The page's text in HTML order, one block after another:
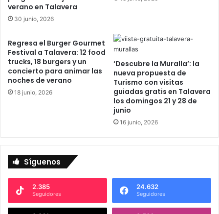
r
i
c
a
n
t
a
a
i
ñ
o
verano en Talavera
30 junio, 2026
Regresa el Burger Gourmet
Festival a Talavera: 12 food
trucks, 18 burgers y un
concierto para animar las
noches de verano
18 junio, 2026
‘Descubre la Muralla’: la
nueva propuesta de
Turismo con visitas
guiadas gratis en Talavera
los domingos 21 y 28 de
junio
16 junio, 2026
Síguenos
2.385
Seguidores
24.632
Seguidores